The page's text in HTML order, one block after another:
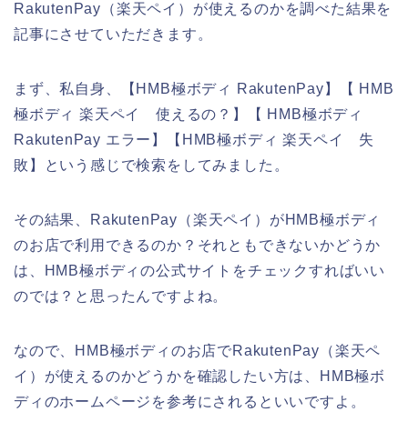
RakutenPay（楽天ペイ）が使えるのかを調べた結果を
記事にさせていただきます。
まず、私自身、【HMB極ボディ RakutenPay】【 HMB
極ボディ 楽天ペイ 使えるの？】【 HMB極ボディ
RakutenPay エラー】【HMB極ボディ 楽天ペイ 失
敗】という感じで検索をしてみました。
その結果、RakutenPay（楽天ペイ）がHMB極ボディ
のお店で利用できるのか？それともできないかどうか
は、HMB極ボディの公式サイトをチェックすればいい
のでは？と思ったんですよね。
なので、HMB極ボディのお店でRakutenPay（楽天ペ
イ）が使えるのかどうかを確認したい方は、HMB極ボ
ディのホームページを参考にされるといいですよ。